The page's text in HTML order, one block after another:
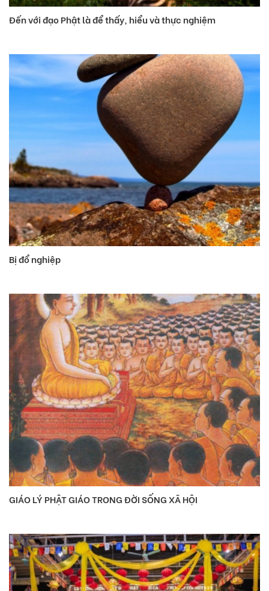
Đến với đạo Phật là để thấy, hiểu và thực nghiệm
Bị đổ nghiệp
GIÁO LÝ PHẬT GIÁO TRONG ĐỜI SỐNG XÃ HỘI